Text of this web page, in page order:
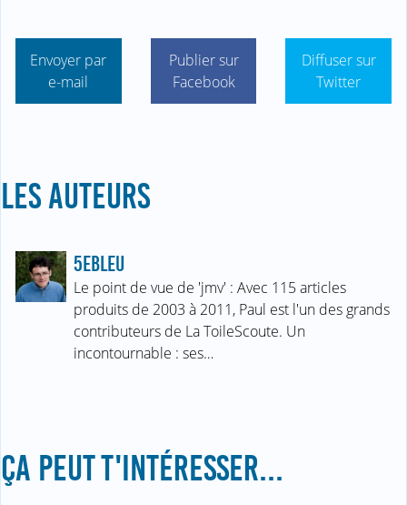
Envoyer par
e-mail
Publier sur
Facebook
Diffuser sur
Twitter
LES AUTEURS
5EBLEU
Le point de vue de 'jmv' : Avec 115 articles
produits de 2003 à 2011, Paul est l'un des grands
contributeurs de La ToileScoute. Un
incontournable : ses…
ÇA PEUT T'INTÉRESSER...